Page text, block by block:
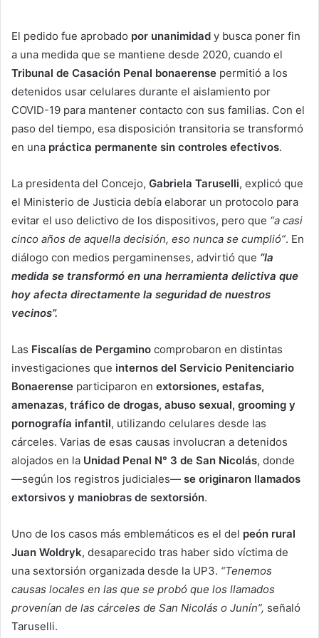
El pedido fue aprobado por unanimidad y busca poner fin
a una medida que se mantiene desde 2020, cuando el
Tribunal de Casación Penal bonaerense permitió a los
detenidos usar celulares durante el aislamiento por
COVID-19 para mantener contacto con sus familias. Con el
paso del tiempo, esa disposición transitoria se transformó
en una práctica permanente sin controles efectivos.
La presidenta del Concejo, Gabriela Taruselli, explicó que
el Ministerio de Justicia debía elaborar un protocolo para
evitar el uso delictivo de los dispositivos, pero que “a casi
cinco años de aquella decisión, eso nunca se cumplió”. En
diálogo con medios pergaminenses, advirtió que “la
medida se transformó en una herramienta delictiva que
hoy afecta directamente la seguridad de nuestros
vecinos”.
Las Fiscalías de Pergamino comprobaron en distintas
investigaciones que internos del Servicio Penitenciario
Bonaerense participaron en extorsiones, estafas,
amenazas, tráfico de drogas, abuso sexual, grooming y
pornografía infantil, utilizando celulares desde las
cárceles. Varias de esas causas involucran a detenidos
alojados en la Unidad Penal N° 3 de San Nicolás, donde
—según los registros judiciales— se originaron llamados
extorsivos y maniobras de sextorsión.
Uno de los casos más emblemáticos es el del peón rural
Juan Woldryk, desaparecido tras haber sido víctima de
una sextorsión organizada desde la UP3. “Tenemos
causas locales en las que se probó que los llamados
provenían de las cárceles de San Nicolás o Junín”, señaló
Taruselli.